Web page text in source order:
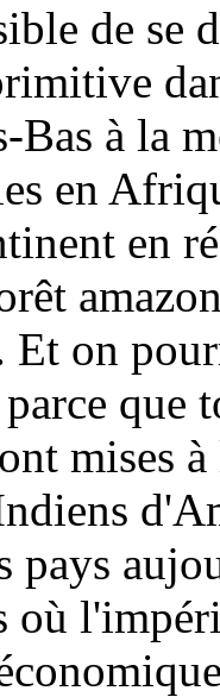
de se
Bas à la
en
en
Et on
que
mises
pays
où